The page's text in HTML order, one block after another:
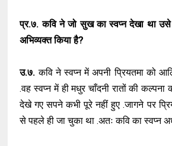
प्र.७. कवि ने जो सुख का स्वप्न देखा था
अभिव्यक्त किया है?
उ.७. कवि ने स्वप्न में अपनी प्रियतमा को
.वह स्वप्न में ही मधुर चाँदनी रातों की
देखे गए सपने कभी पूरे नहीं हुए .जागने पर
से पहले ही जा चुका था .अतः कवि का स्वप्न